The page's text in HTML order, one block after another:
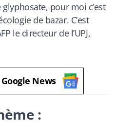
pour moi c’est
de bazar. C’est
le directeur de l’UPJ,
News
: